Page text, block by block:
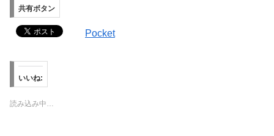
共有ボタン
Pocket
いいね:
読み込み中…